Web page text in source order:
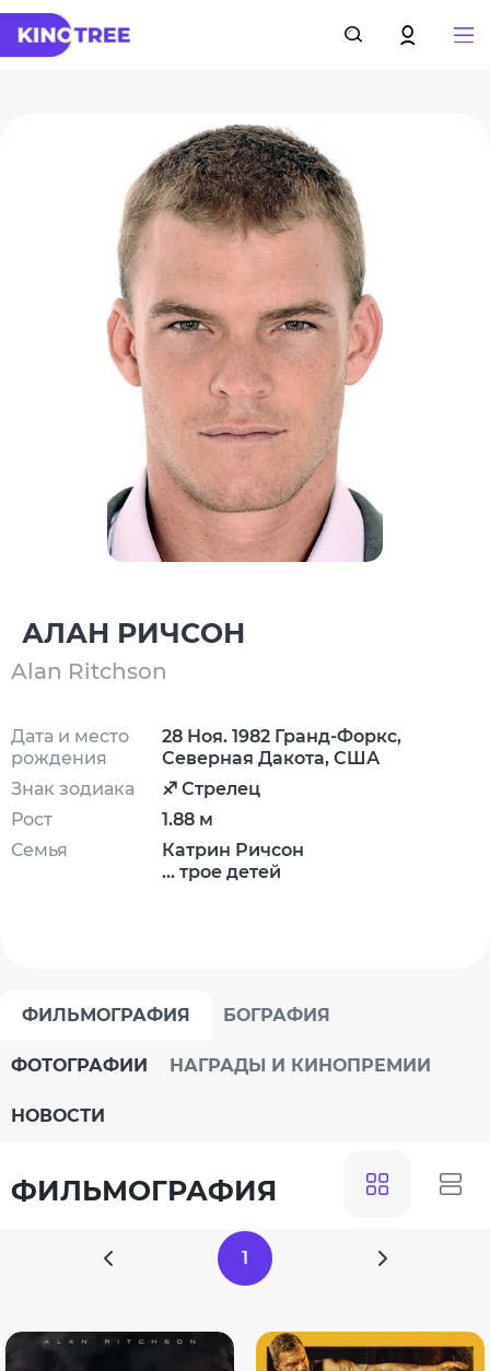
АЛАН РИЧСОН
Alan Ritchson
Дата и место
рождения
Знак зодиака
Рост
Семья
28 Ноя. 1982 Гранд-Форкс,
Северная Дакота, США
♐ Стрелец
1.88 м
Катрин Ричсон
... трое детей
ФИЛЬМОГРАФИЯ БОГРАФИЯ
ФОТОГРАФИИ НАГРАДЫ И КИНОПРЕМИИ
НОВОСТИ
ФИЛЬМОГРАФИЯ
1